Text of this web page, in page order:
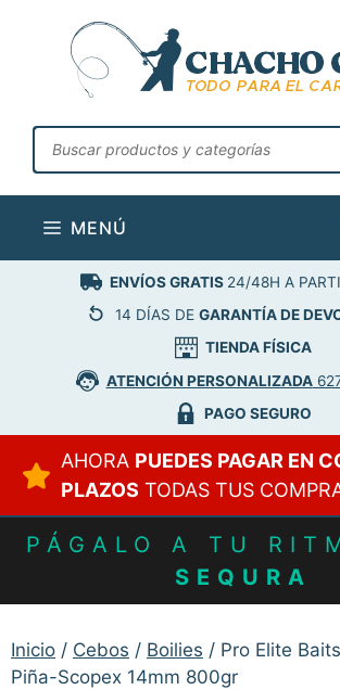
contenido
Búsqueda
de
productos
MENÚ
ENVÍOS GRATIS 24/48H A
14 DÍAS DE GARANTÍA DE
TIENDA FÍSICA
ATENCIÓN PERSONALIZADA
PAGO SEGURO
AHORA PUEDES PAGAR EN
PLAZOS TODAS TUS
PÁGALO A TU
SEQURA
Inicio / Cebos / Boilies / Pro Elite
Piña-Scopex 14mm 800gr